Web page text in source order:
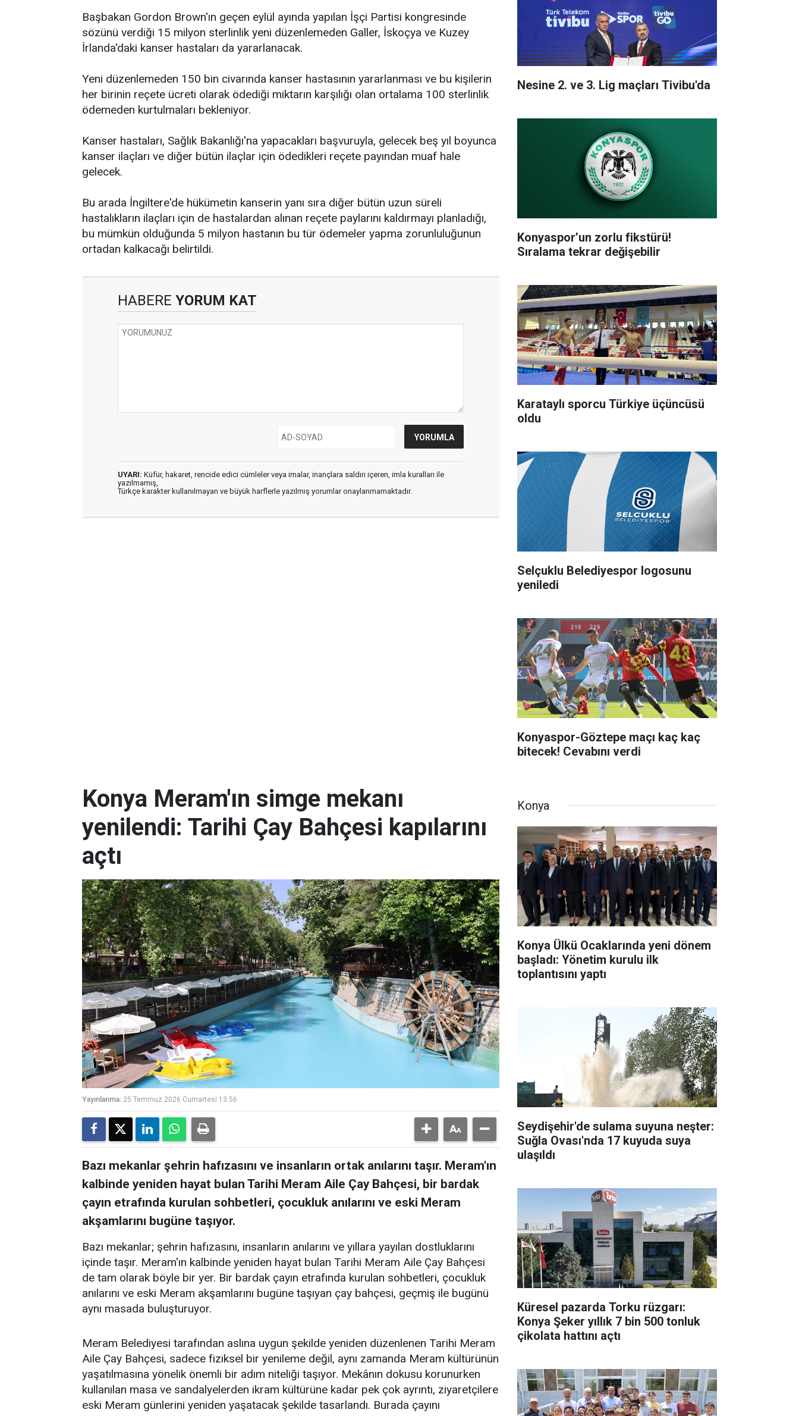
Başbakan Gordon Brown'ın geçen eylül ayında yapılan İşçi Partisi kongresinde
sözünü verdiği 15 milyon sterlinlik yeni düzenlemeden Galler, İskoçya ve Kuzey
İrlanda'daki kanser hastaları da yararlanacak.
Yeni düzenlemeden 150 bin civarında kanser hastasının yararlanması ve bu kişilerin
her birinin reçete ücreti olarak ödediği miktarın karşılığı olan ortalama 100 sterlinlik
ödemeden kurtulmaları bekleniyor.
Kanser hastaları, Sağlık Bakanlığı'na yapacakları başvuruyla, gelecek beş yıl boyunca
kanser ilaçları ve diğer bütün ilaçlar için ödedikleri reçete payından muaf hale
gelecek.
Bu arada İngiltere'de hükümetin kanserin yanı sıra diğer bütün uzun süreli
hastalıkların ilaçları için de hastalardan alınan reçete paylarını kaldırmayı planladığı,
bu mümkün olduğunda 5 milyon hastanın bu tür ödemeler yapma zorunluluğunun
ortadan kalkacağı belirtildi.
HABERE YORUM KAT
UYARI: Küfür, hakaret, rencide edici cümleler veya imalar, inançlara saldırı içeren, imla kuralları ile
yazılmamış,
Türkçe karakter kullanılmayan ve büyük harflerle yazılmış yorumlar onaylanmamaktadır.
Nesine 2. ve 3. Lig maçları Tivibu'da
Konyaspor’un zorlu fikstürü!
Sıralama tekrar değişebilir
Karataylı sporcu Türkiye üçüncüsü
oldu
Selçuklu Belediyespor logosunu
yeniledi
Konyaspor-Göztepe maçı kaç kaç
bitecek! Cevabını verdi
Konya Meram'ın simge mekanı
yenilendi: Tarihi Çay Bahçesi kapılarını
açtı
Yayınlanma: 25 Temmuz 2026 Cumartesi 13:56
Bazı mekanlar şehrin hafızasını ve insanların ortak anılarını taşır. Meram'ın
kalbinde yeniden hayat bulan Tarihi Meram Aile Çay Bahçesi, bir bardak
çayın etrafında kurulan sohbetleri, çocukluk anılarını ve eski Meram
akşamlarını bugüne taşıyor.
Bazı mekanlar; şehrin hafızasını, insanların anılarını ve yıllara yayılan dostluklarını
içinde taşır. Meram'ın kalbinde yeniden hayat bulan Tarihi Meram Aile Çay Bahçesi
de tam olarak böyle bir yer. Bir bardak çayın etrafında kurulan sohbetleri, çocukluk
anılarını ve eski Meram akşamlarını bugüne taşıyan çay bahçesi, geçmiş ile bugünü
aynı masada buluşturuyor.
Meram Belediyesi tarafından aslına uygun şekilde yeniden düzenlenen Tarihi Meram
Aile Çay Bahçesi, sadece fiziksel bir yenileme değil, aynı zamanda Meram kültürünün
yaşatılmasına yönelik önemli bir adım niteliği taşıyor. Mekânın dokusu korunurken
kullanılan masa ve sandalyelerden ikram kültürüne kadar pek çok ayrıntı, ziyaretçilere
eski Meram günlerini yeniden yaşatacak şekilde tasarlandı. Burada çayını
Konya
Konya Ülkü Ocaklarında yeni dönem
başladı: Yönetim kurulu ilk
toplantısını yaptı
Seydişehir'de sulama suyuna neşter:
Suğla Ovası'nda 17 kuyuda suya
ulaşıldı
Küresel pazarda Torku rüzgarı:
Konya Şeker yıllık 7 bin 500 tonluk
çikolata hattını açtı